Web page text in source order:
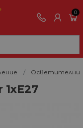
0
Осветителни